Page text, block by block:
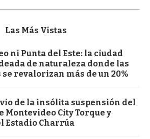
Las Más Vistas
ni Punta del Este: la ciudad
de naturaleza donde las
revalorizan más de un 20%
vio de la insólita suspensión del
Montevideo City Torque y
Estadio Charrúa